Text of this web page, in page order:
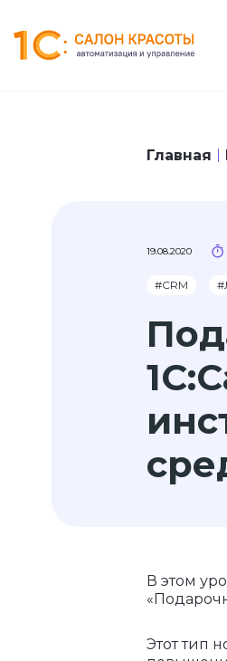
Главная
19.08.2020
#CRM
В этом
Этот тип